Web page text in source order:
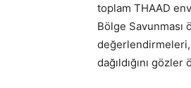
toplam THAAD
Bölge Savunması
dağıldığını